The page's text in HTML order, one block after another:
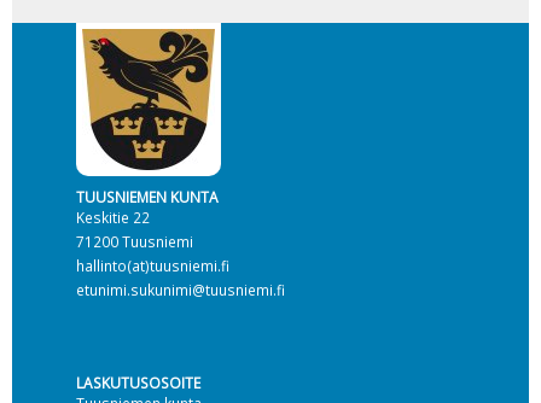
TUUSNIEMEN KUNTA
Keskitie 22
71200 Tuusniemi
hallinto(at)tuusniemi.fi
etunimi.sukunimi@tuusniemi.fi
LASKUTUSOSOITE